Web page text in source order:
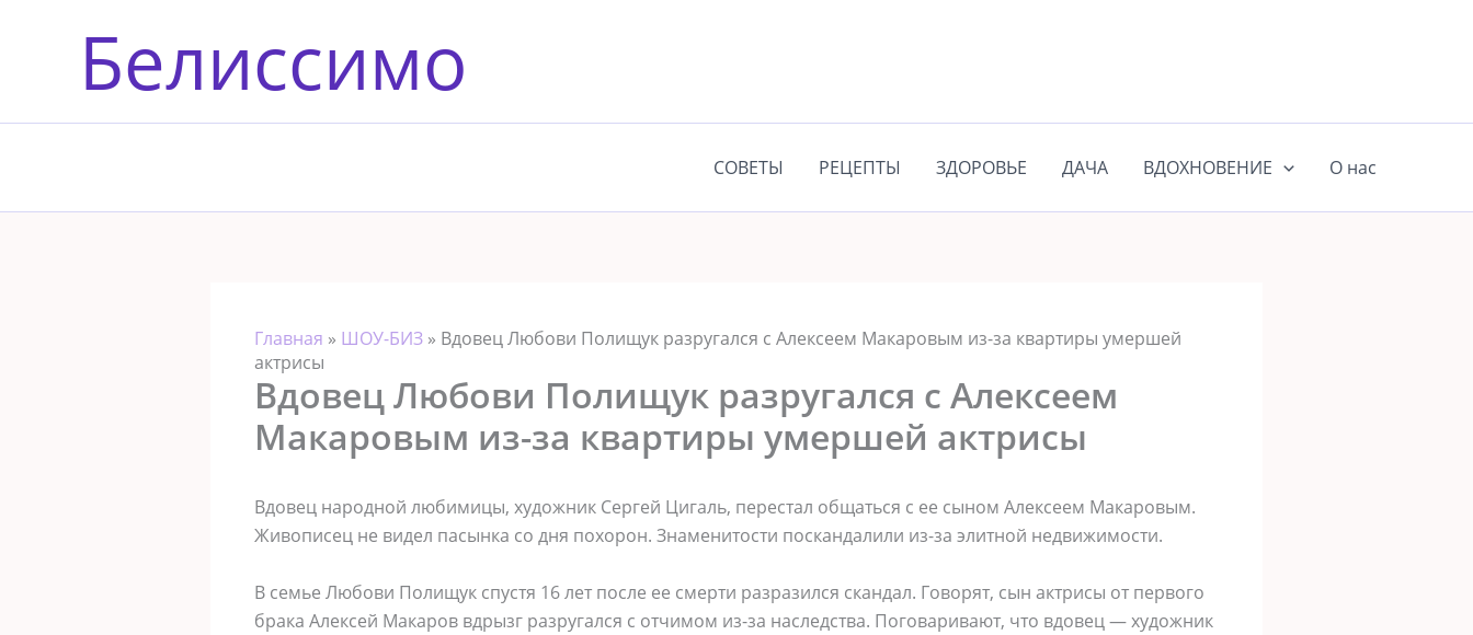
содержимомуБелиссимо
СОВЕТЫ РЕЦЕПТЫ ЗДОРОВЬЕ ДАЧА ВДОХНОВЕНИЕ О нас
Главная » ШОУ-БИЗ » Вдовец Любови Полищук разругался с Алексеем Макаровым из-за квартиры умершей
актрисы
Вдовец Любови Полищук разругался с Алексеем
Макаровым из-за квартиры умершей актрисы
Вдовец народной любимицы, художник Сергей Цигаль, перестал общаться с ее сыном Алексеем Макаровым.
Живописец не видел пасынка со дня похорон. Знаменитости поскандалили из-за элитной недвижимости.
В семье Любови Полищук спустя 16 лет после ее смерти разразился скандал. Говорят, сын актрисы от первого
брака Алексей Макаров вдрызг разругался с отчимом из-за наследства. Поговаривают, что вдовец — художник